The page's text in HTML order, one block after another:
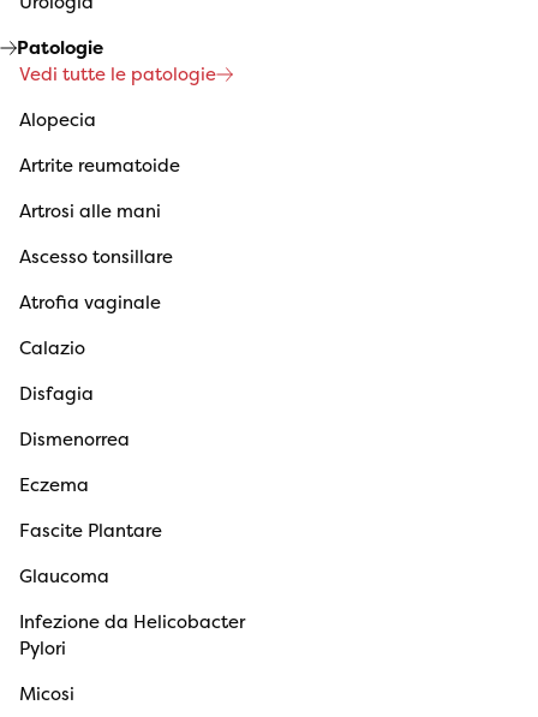
Patologie
Vedi tutte le patologie
Alopecia
Artrite reumatoide
Artrosi alle mani
Ascesso tonsillare
Atrofia vaginale
Calazio
Disfagia
Dismenorrea
Eczema
Fascite Plantare
Glaucoma
Infezione da Helicobacter
Pylori
Micosi